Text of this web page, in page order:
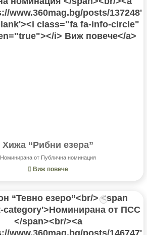
Хижа “Рибни езера”
Номинирана от Публична номинация
Виж повече